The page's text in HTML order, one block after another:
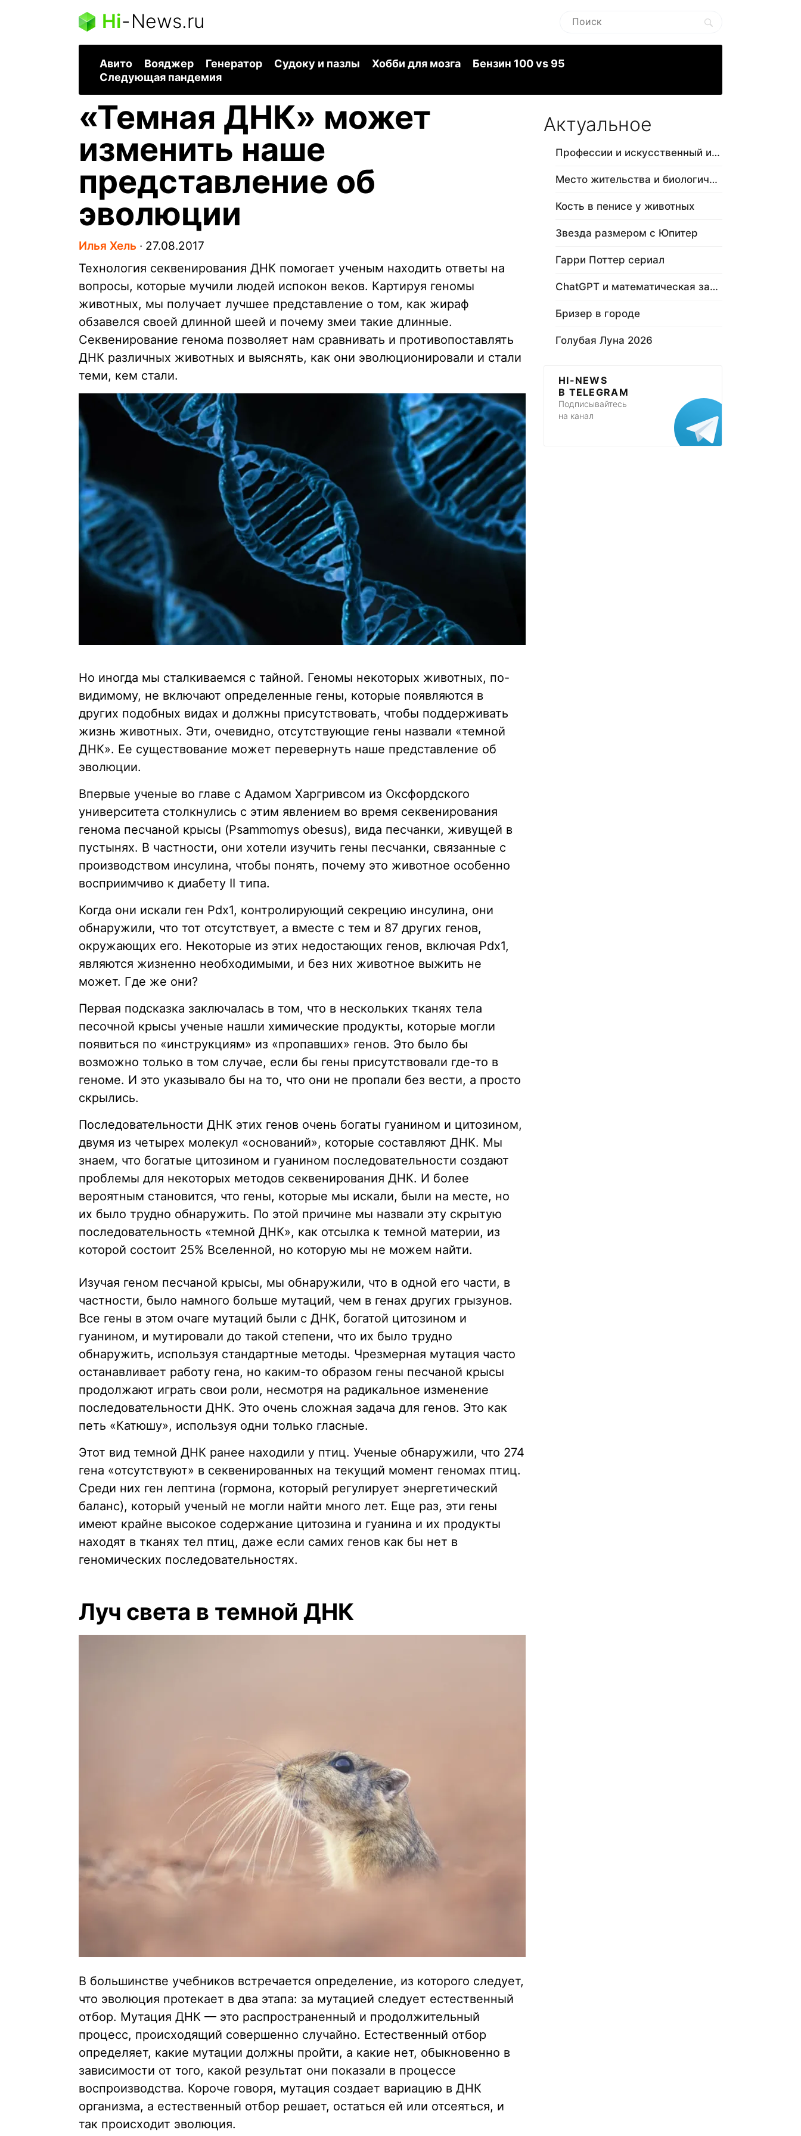
Hi-News.ru
Авито Вояджер Генератор Судоку и пазлы Хобби для мозга
Бензин 100 vs 95
Следующая пандемия
«Темная ДНК» может
изменить наше
представление об
эволюции
Илья Хель ∙ 27.08.2017
Технология секвенирования ДНК помогает ученым находить ответы на
вопросы, которые мучили людей испокон веков. Картируя геномы
животных, мы получает лучшее представление о том, как жираф
обзавелся своей длинной шеей и почему змеи такие длинные.
Секвенирование генома позволяет нам сравнивать и противопоставлять
ДНК различных животных и выяснять, как они эволюционировали и стали
теми, кем стали.
Но иногда мы сталкиваемся с тайной. Геномы некоторых животных, по-
видимому, не включают определенные гены, которые появляются в
других подобных видах и должны присутствовать, чтобы поддерживать
жизнь животных. Эти, очевидно, отсутствующие гены назвали «темной
ДНК». Ее существование может перевернуть наше представление об
эволюции.
Впервые ученые во главе с Адамом Харгривсом из Оксфордского
университета столкнулись с этим явлением во время секвенирования
генома песчаной крысы (Psammomys obesus), вида песчанки, живущей в
пустынях. В частности, они хотели изучить гены песчанки, связанные с
производством инсулина, чтобы понять, почему это животное особенно
восприимчиво к диабету II типа.
Когда они искали ген Pdx1, контролирующий секрецию инсулина, они
обнаружили, что тот отсутствует, а вместе с тем и 87 других генов,
окружающих его. Некоторые из этих недостающих генов, включая Pdx1,
являются жизненно необходимыми, и без них животное выжить не
может. Где же они?
Первая подсказка заключалась в том, что в нескольких тканях тела
песочной крысы ученые нашли химические продукты, которые могли
появиться по «инструкциям» из «пропавших» генов. Это было бы
возможно только в том случае, если бы гены присутствовали где-то в
геноме. И это указывало бы на то, что они не пропали без вести, а просто
скрылись.
Последовательности ДНК этих генов очень богаты гуанином и цитозином,
двумя из четырех молекул «оснований», которые составляют ДНК. Мы
знаем, что богатые цитозином и гуанином последовательности создают
проблемы для некоторых методов секвенирования ДНК. И более
вероятным становится, что гены, которые мы искали, были на месте, но
их было трудно обнаружить. По этой причине мы назвали эту скрытую
последовательность «темной ДНК», как отсылка к темной материи, из
которой состоит 25% Вселенной, но которую мы не можем найти.
Изучая геном песчаной крысы, мы обнаружили, что в одной его части, в
частности, было намного больше мутаций, чем в генах других грызунов.
Все гены в этом очаге мутаций были с ДНК, богатой цитозином и
гуанином, и мутировали до такой степени, что их было трудно
обнаружить, используя стандартные методы. Чрезмерная мутация часто
останавливает работу гена, но каким-то образом гены песчаной крысы
продолжают играть свои роли, несмотря на радикальное изменение
последовательности ДНК. Это очень сложная задача для генов. Это как
петь «Катюшу», используя одни только гласные.
Этот вид темной ДНК ранее находили у птиц. Ученые обнаружили, что 274
гена «отсутствуют» в секвенированных на текущий момент геномах птиц.
Среди них ген лептина (гормона, который регулирует энергетический
баланс), который ученый не могли найти много лет. Еще раз, эти гены
имеют крайне высокое содержание цитозина и гуанина и их продукты
находят в тканях тел птиц, даже если самих генов как бы нет в
геномических последовательностях.
Луч света в темной ДНК
В большинстве учебников встречается определение, из которого следует,
что эволюция протекает в два этапа: за мутацией следует естественный
отбор. Мутация ДНК — это распространенный и продолжительный
процесс, происходящий совершенно случайно. Естественный отбор
определяет, какие мутации должны пройти, а какие нет, обыкновенно в
зависимости от того, какой результат они показали в процессе
воспроизводства. Короче говоря, мутация создает вариацию в ДНК
организма, а естественный отбор решает, остаться ей или отсеяться, и
так происходит эволюция.
Актуальное
Профессии и искусственный интеллект
Место жительства и биологический в…
Кость в пенисе у животных
Звезда размером с Юпитер
Гарри Поттер сериал
ChatGPT и математическая задача
Бризер в городе
Голубая Луна 2026
HI-NEWS
В TELEGRAM
Подписывайтесь
на канал